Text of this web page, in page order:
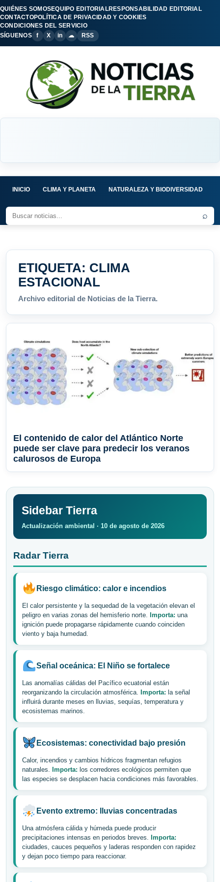
QUIÉNES SOMOSEQUIPO EDITORIALRESPONSABILIDAD EDITORIAL
CONTACTOPOLÍTICA DE PRIVACIDAD Y COOKIES
CONDICIONES DEL SERVICIO
SÍGUENOS
f X in ☁ RSS
INICIO CLIMA Y PLANETA NATURALEZA Y BIODIVERSIDAD
⌕
ETIQUETA: CLIMA
ESTACIONAL
Archivo editorial de Noticias de la Tierra.
El contenido de calor del Atlántico Norte
puede ser clave para predecir los veranos
calurosos de Europa
Sidebar Tierra
Actualización ambiental · 10 de agosto de 2026
Radar Tierra
Riesgo climático: calor e incendios
El calor persistente y la sequedad de la vegetación elevan el
peligro en varias zonas del hemisferio norte. Importa: una
ignición puede propagarse rápidamente cuando coinciden
viento y baja humedad.
Señal oceánica: El Niño se fortalece
Las anomalías cálidas del Pacífico ecuatorial están
reorganizando la circulación atmosférica. Importa: la señal
influirá durante meses en lluvias, sequías, temperatura y
ecosistemas marinos.
Ecosistemas: conectividad bajo presión
Calor, incendios y cambios hídricos fragmentan refugios
naturales. Importa: los corredores ecológicos permiten que
las especies se desplacen hacia condiciones más favorables.
Evento extremo: lluvias concentradas
Una atmósfera cálida y húmeda puede producir
precipitaciones intensas en periodos breves. Importa:
ciudades, cauces pequeños y laderas responden con rapidez
y dejan poco tiempo para reaccionar.